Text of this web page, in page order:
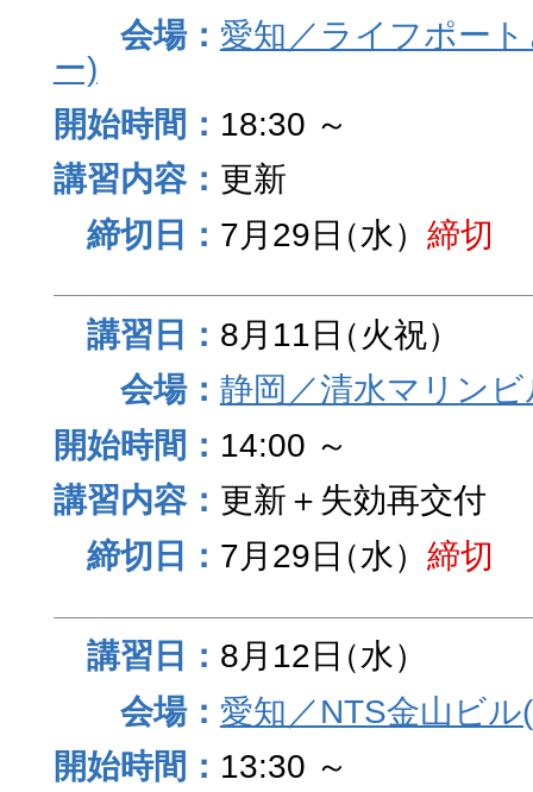
愛知／ライフポー
ー)
18:30 ～
更新
7月29日（水） 締切
8月11日（火祝）
静岡／清水マリンビ
14:00 ～
更新＋失効再交付
7月29日（水） 締切
8月12日（水）
愛知／NTS金山ビ
13:30 ～